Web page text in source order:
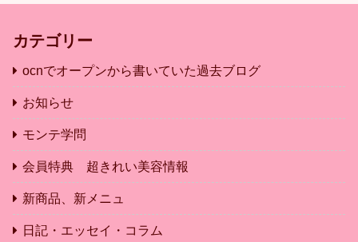
カテゴリー
ocnでオープンから書いていた過去ブログ
お知らせ
モンテ学問
会員特典 超きれい美容情報
新商品、新メニュ
日記・エッセイ・コラム